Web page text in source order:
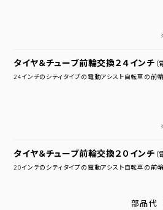
タイヤ＆チューブ前輪交換２４インチ
24インチのシティタイプの電動アシスト自転車の前
タイヤ＆チューブ前輪交換２０インチ
20インチのシティタイプの電動アシスト自転車の前
部品代